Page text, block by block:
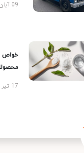
09 آبان 1403
خواص و
17 تیر 1405